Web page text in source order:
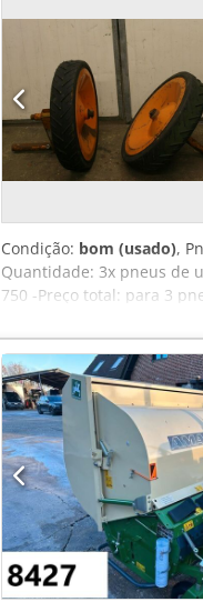
Condição: bom (usado),
Quantidade: 3x pneus de
750 -Preço total: para 3